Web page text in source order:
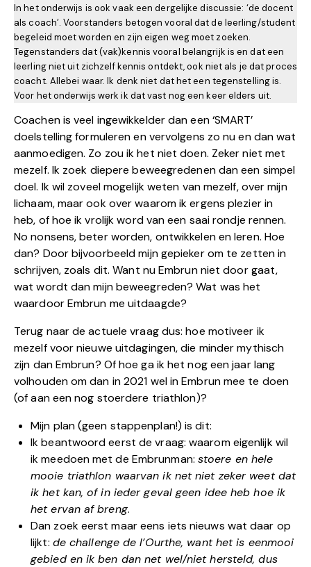
In het onderwijs is ook vaak een dergelijke discussie: ‘de docent
als coach’. Voorstanders betogen vooral dat de leerling/student
begeleid moet worden en zijn eigen weg moet zoeken.
Tegenstanders dat (vak)kennis vooral belangrijk is en dat een
leerling niet uit zichzelf kennis ontdekt, ook niet als je dat proces
coacht. Allebei waar. Ik denk niet dat het een tegenstelling is.
Voor het onderwijs werk ik dat vast nog een keer elders uit.
Coachen is veel ingewikkelder dan een ‘SMART’
doelstelling formuleren en vervolgens zo nu en dan wat
aanmoedigen. Zo zou ik het niet doen. Zeker niet met
mezelf. Ik zoek diepere beweegredenen dan een simpel
doel. Ik wil zoveel mogelijk weten van mezelf, over mijn
lichaam, maar ook over waarom ik ergens plezier in
heb, of hoe ik vrolijk word van een saai rondje rennen.
No nonsens, beter worden, ontwikkelen en leren. Hoe
dan? Door bijvoorbeeld mijn gepieker om te zetten in
schrijven, zoals dit. Want nu Embrun niet door gaat,
wat wordt dan mijn beweegreden? Wat was het
waardoor Embrun me uitdaagde?
Terug naar de actuele vraag dus: hoe motiveer ik
mezelf voor nieuwe uitdagingen, die minder mythisch
zijn dan Embrun? Of hoe ga ik het nog een jaar lang
volhouden om dan in 2021 wel in Embrun mee te doen
(of aan een nog stoerdere triathlon)?
Mijn plan (geen stappenplan!) is dit:
Ik beantwoord eerst de vraag: waarom eigenlijk wil
ik meedoen met de Embrunman: stoere en hele
mooie triathlon waarvan ik net niet zeker weet dat
ik het kan, of in ieder geval geen idee heb hoe ik
het ervan af breng.
Dan zoek eerst maar eens iets nieuws wat daar op
lijkt: de challenge de l’Ourthe, want het is eenmooi
gebied en ik ben dan net wel/niet hersteld, dus